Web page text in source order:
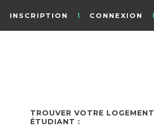
INSCRIPTION CONNEXION
TROUVER VOTRE LOGEMENT
ÉTUDIANT :